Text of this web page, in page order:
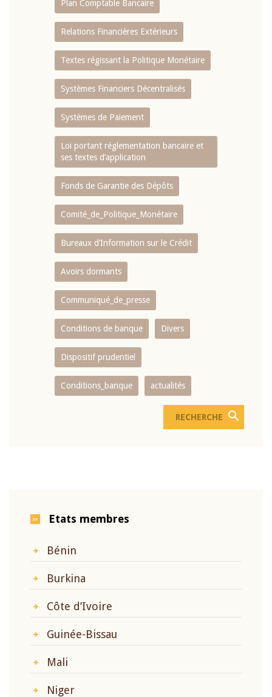
Plan Comptable Bancaire
Relations Financières Extérieurs
Textes régissant la Politique Monétaire
Systèmes Financiers Décentralisés
Systèmes de Paiement
Loi portant réglementation bancaire et
ses textes d’application
Fonds de Garantie des Dépôts
Comité_de_Politique_Monétaire
Bureaux d’Information sur le Crédit
Avoirs dormants
Communiqué_de_presse
Conditions de banque Divers
Dispositif prudentiel
Conditions_banque actualités
Etats membres
Bénin
Burkina
Côte d’Ivoire
Guinée-Bissau
Mali
Niger